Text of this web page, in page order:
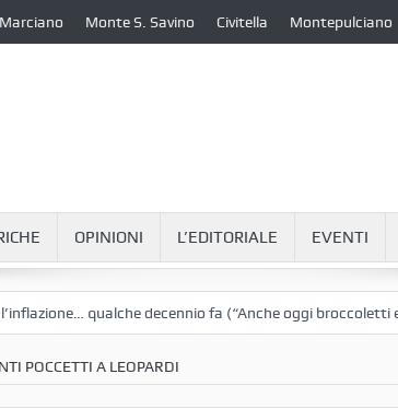
Marciano Monte S. Savino Civitella Montepulciano
OPINIONI L’EDITORIALE EVENTI
qualche decennio fa (“Anche oggi broccoletti e patate”)
POCCETTI A LEOPARDI